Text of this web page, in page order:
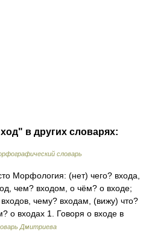
в других словарях:
словарь
Морфология: (нет) чего? входа,
чем? входом, о чём? о входе;
чему? входам, (вижу) что?
о входах 1. Говоря о входе в
Дмитриева